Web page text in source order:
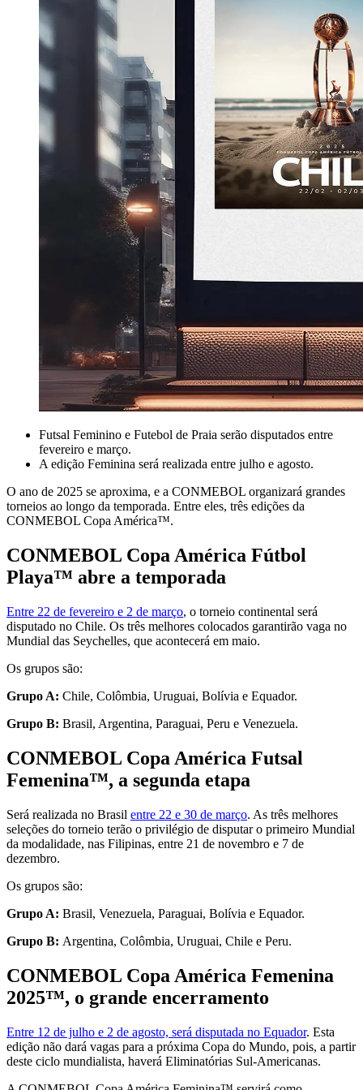
Futsal Feminino e Futebol de Praia serão disputados entre
fevereiro e março.
A edição Feminina será realizada entre julho e agosto.
O ano de 2025 se aproxima, e a CONMEBOL organizará grandes
torneios ao longo da temporada. Entre eles, três edições da
CONMEBOL Copa América™.
CONMEBOL Copa América Fútbol
Playa™ abre a temporada
Entre 22 de fevereiro e 2 de março, o torneio continental será
disputado no Chile. Os três melhores colocados garantirão vaga no
Mundial das Seychelles, que acontecerá em maio.
Os grupos são:
Grupo A: Chile, Colômbia, Uruguai, Bolívia e Equador.
Grupo B: Brasil, Argentina, Paraguai, Peru e Venezuela.
CONMEBOL Copa América Futsal
Femenina™, a segunda etapa
Será realizada no Brasil entre 22 e 30 de março. As três melhores
seleções do torneio terão o privilégio de disputar o primeiro Mundial
da modalidade, nas Filipinas, entre 21 de novembro e 7 de
dezembro.
Os grupos são:
Grupo A: Brasil, Venezuela, Paraguai, Bolívia e Equador.
Grupo B: Argentina, Colômbia, Uruguai, Chile e Peru.
CONMEBOL Copa América Femenina
2025™, o grande encerramento
Entre 12 de julho e 2 de agosto, será disputada no Equador. Esta
edição não dará vagas para a próxima Copa do Mundo, pois, a partir
deste ciclo mundialista, haverá Eliminatórias Sul-Americanas.